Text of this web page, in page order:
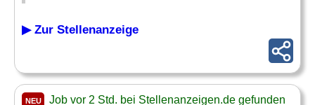
▶ Zur Stellenanzeige
NEU Job vor 2 Std. bei Stellenanzeigen.de gefunden